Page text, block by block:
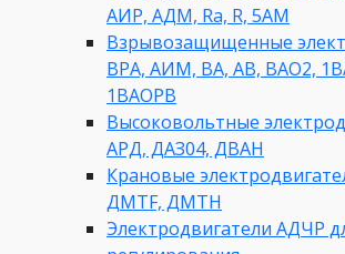
АИР, АДМ, Ra, R, 5AM
Взрывозащищенные
ВРА, АИМ, ВА, АВ, ВАO2,
1ВАОРВ
Высоковольтные
АРД, ДАЗ04, ДВАН
Крановые
ДMTF, ДМТН
Электродвигатели АДЧР